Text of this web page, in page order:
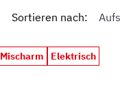
Sortieren nach:
Mischarm Elektrisch